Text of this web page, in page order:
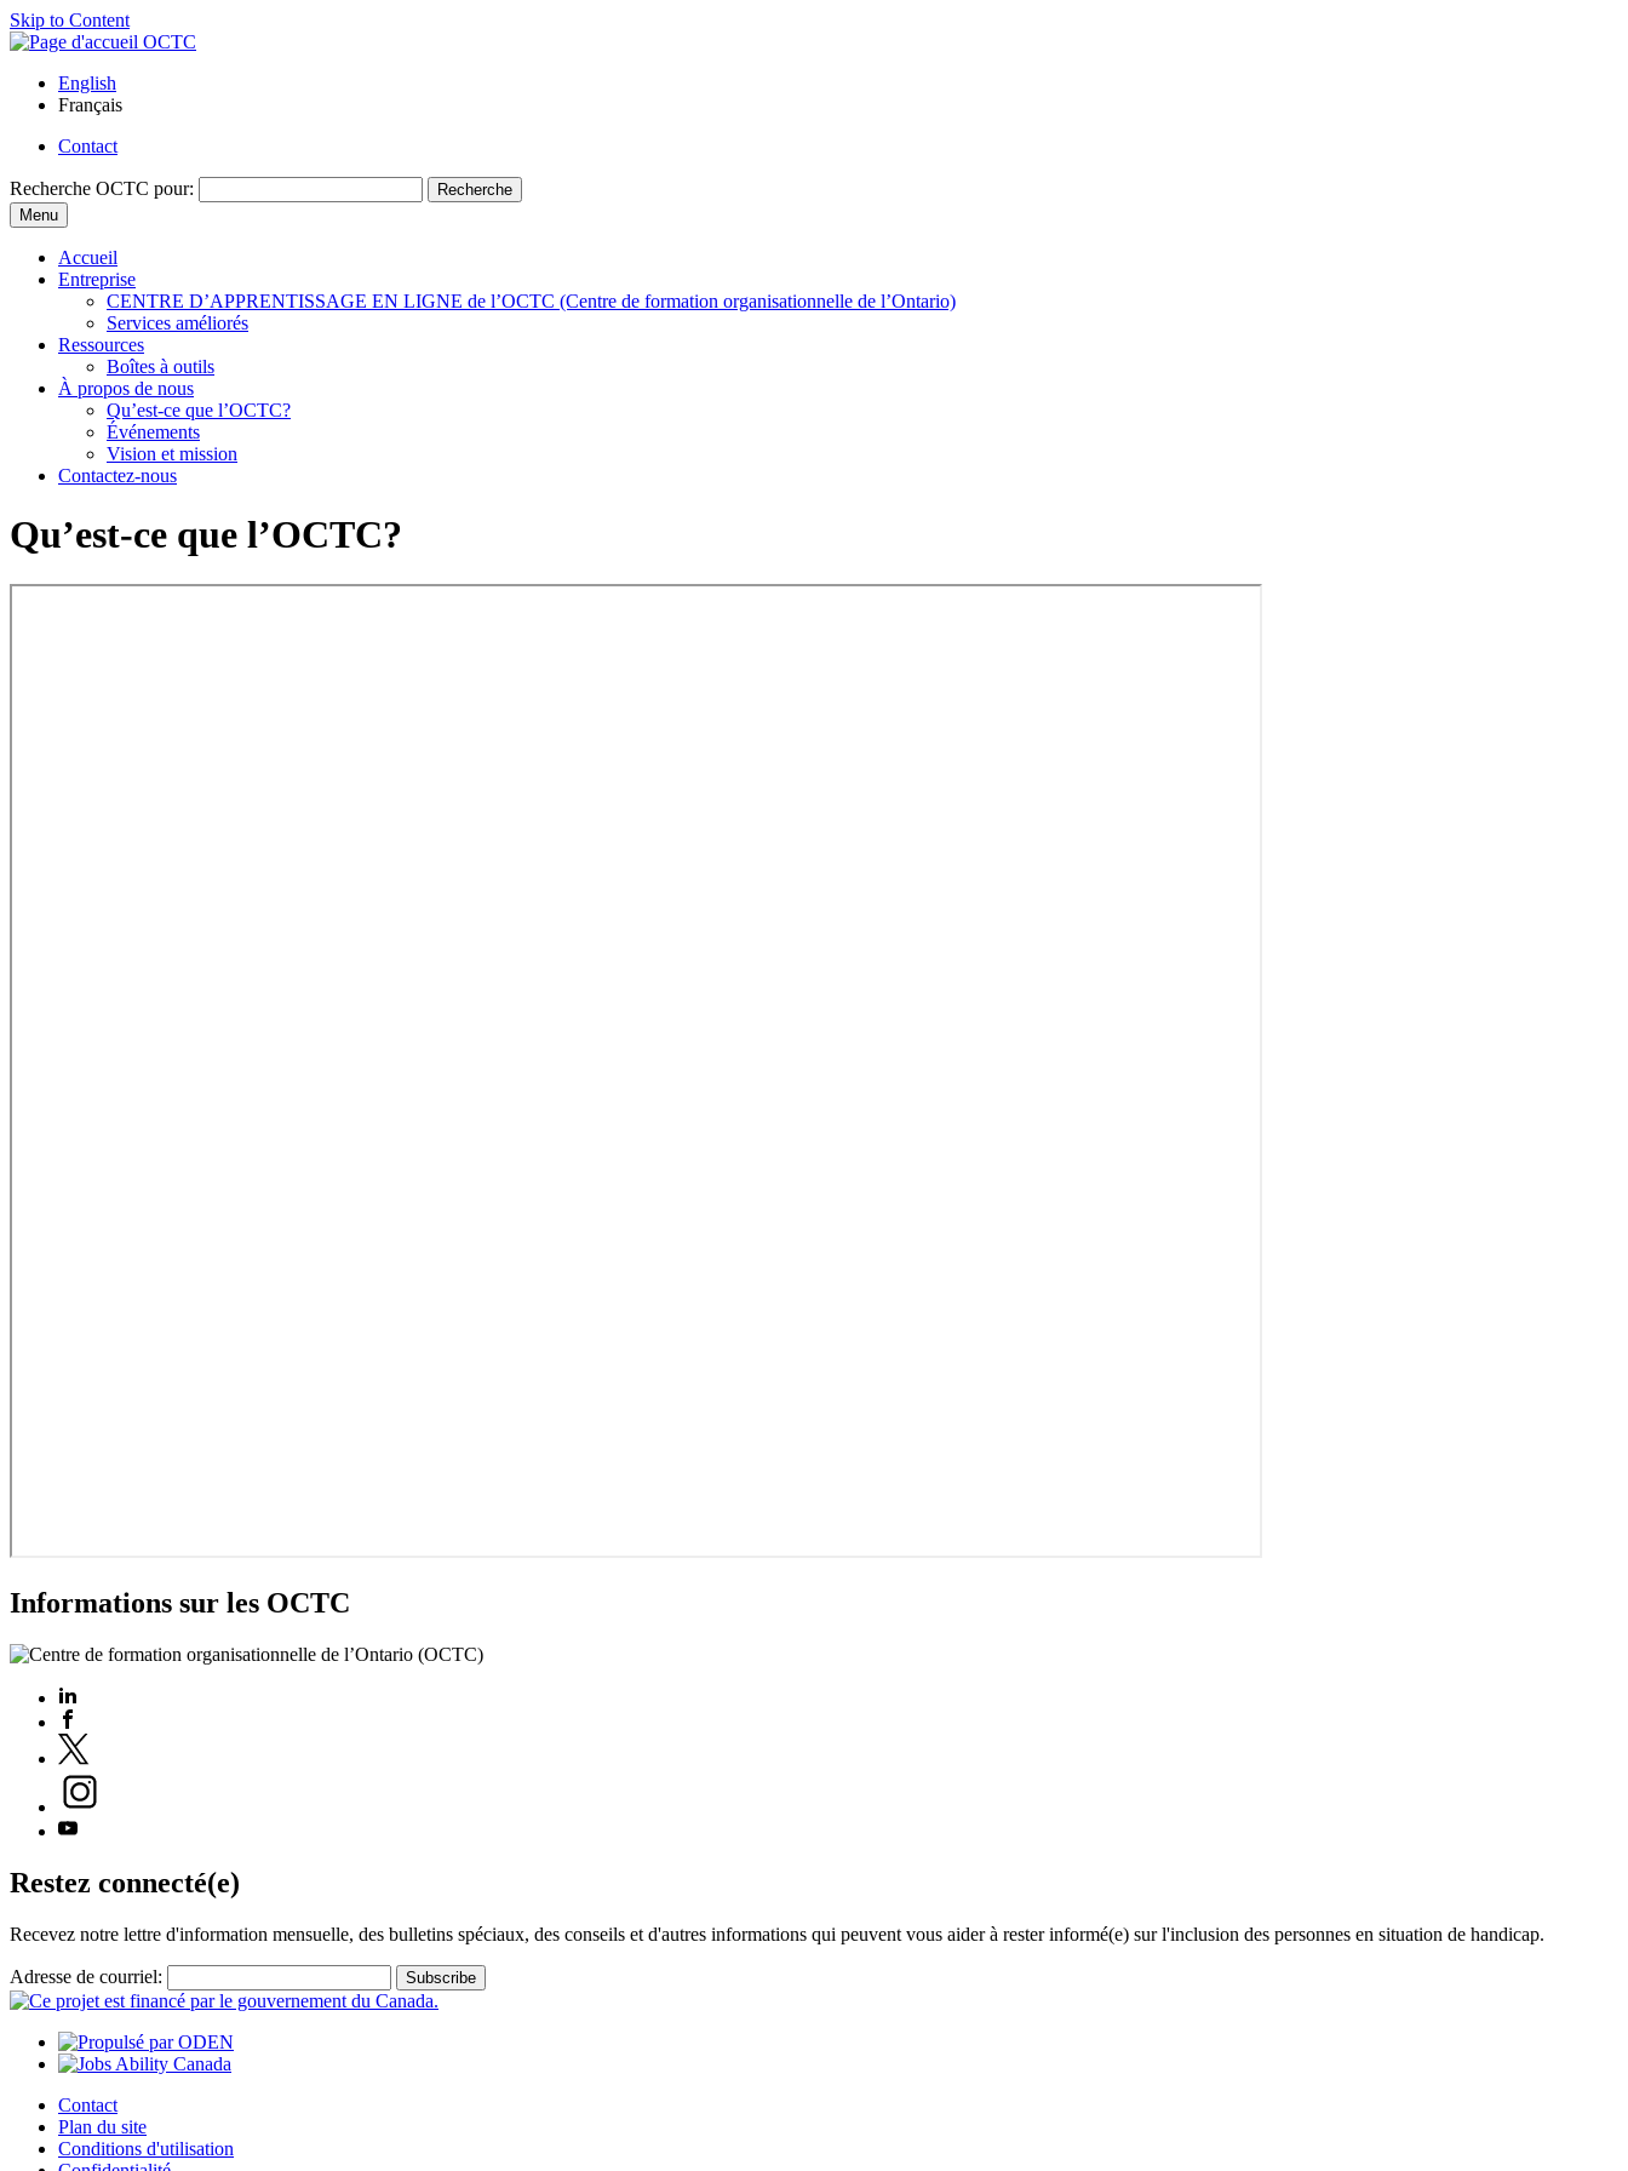
Skip to Content
English
Français
Contact
Recherche OCTC pour:
Recherche
Menu
Accueil
Entreprise
CENTRE D’APPRENTISSAGE EN LIGNE de l’OCTC (Centre de formation organisationnelle de l’Ontario)
Services améliorés
Ressources
Boîtes à outils
À propos de nous
Qu’est-ce que l’OCTC?
Événements
Vision et mission
Contactez-nous
Qu’est-ce que l’OCTC?
Informations sur les OCTC
Restez connecté(e)
Recevez notre lettre d'information mensuelle, des bulletins spéciaux, des conseils et d'autres informations qui peuvent vous aider à rester informé(e) sur l'inclusion des personnes en situation de handicap.
Adresse de courriel:
Contact
Plan du site
Conditions d'utilisation